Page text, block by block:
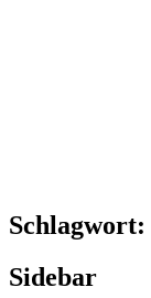
Schlagwort:
Sidebar